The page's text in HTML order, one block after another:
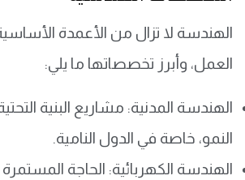
الهندسة لا تزال من الأعمدة
العمل، وأبرز تخصصاتها ما يلي:
الهندسة المدنية: مشاريع البنية
النمو، خاصة في الدول النامية.
الهندسة الكهربائية: الحاجة